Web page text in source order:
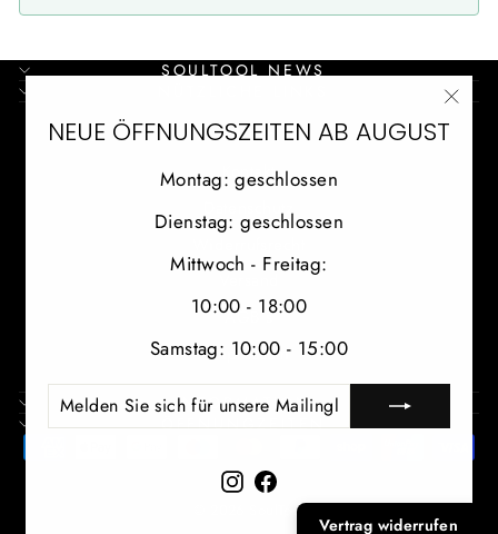
NEUE ÖFFNUNGSZEITEN AB AUGUST
Montag: geschlossen
Dienstag: geschlossen
Mittwoch - Freitag:
10:00 - 18:00
Samstag: 10:00 - 15:00
MELDEN
SIE
SICH
ABONNIEREN
InstagramFacebook
SOULTOOL NEWS
Suchen
Kontakt
Datenschutz
AGB´s
Impressum
INFORMATION
ÖFFNUNGZEITEN
© 2026 SoulTool
Vertrag widerrufen